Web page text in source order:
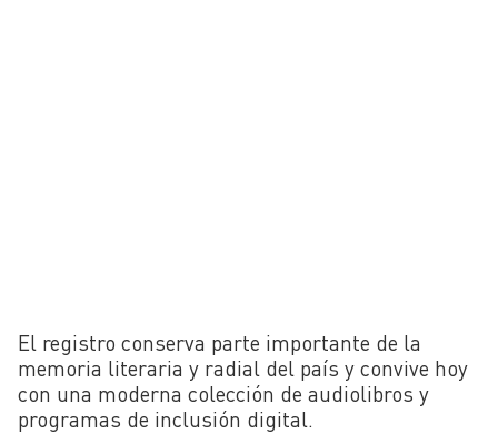
El registro conserva parte importante de la
memoria literaria y radial del país y convive hoy
con una moderna colección de audiolibros y
programas de inclusión digital.